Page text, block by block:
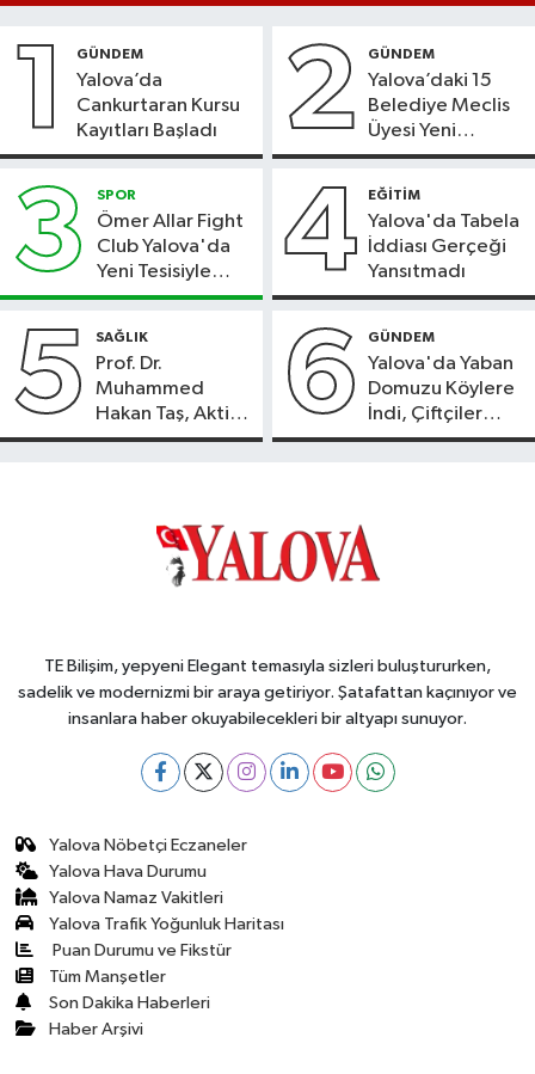
1 GÜNDEM
Yalova’da
Cankurtaran Kursu
Kayıtları Başladı
2 GÜNDEM
Yalova’daki 15
Belediye Meclis
Üyesi Yeni
Parti’ye Geçiyor
3 SPOR
Ömer Allar Fight
Club Yalova'da
Yeni Tesisiyle
Hizmete Başladı
4 EĞİTİM
Yalova'da Tabela
İddiası Gerçeği
Yansıtmadı
5 SAĞLIK
Prof. Dr.
Muhammed
Hakan Taş, Aktif
International
6 GÜNDEM
Yalova'da Yaban
Domuzu Köylere
İndi, Çiftçiler
Endişeli!
TE Bilişim, yepyeni Elegant temasıyla sizleri buluştururken,
sadelik ve modernizmi bir araya getiriyor. Şatafattan kaçınıyor ve
insanlara haber okuyabilecekleri bir altyapı sunuyor.
Yalova Nöbetçi Eczaneler
Yalova Hava Durumu
Yalova Namaz Vakitleri
Yalova Trafik Yoğunluk Haritası
Puan Durumu ve Fikstür
Tüm Manşetler
Son Dakika Haberleri
Haber Arşivi